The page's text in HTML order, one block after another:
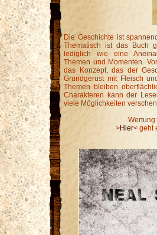
Die Geschichte ist
Thematisch ist das Buch
lediglich wie eine
Themen und Momenten.
das Konzept, das der
Grundgerüst mit Fleisch
Themen bleiben
Charakteren kann der
viele Möglichkeiten
>Hier< geht